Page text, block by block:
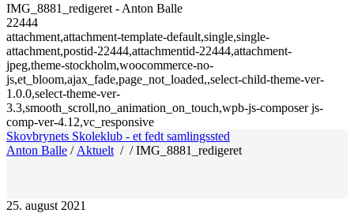
IMG_8881_redigeret - Anton Balle
22444
attachment,attachment-template-default,single,single-
attachment,postid-22444,attachmentid-22444,attachment-
jpeg,theme-stockholm,woocommerce-no-
js,et_bloom,ajax_fade,page_not_loaded,,select-child-theme-ver-
1.0.0,select-theme-ver-
3.3,smooth_scroll,no_animation_on_touch,wpb-js-composer js-
comp-ver-4.12,vc_responsive
Skovbrynets Skoleklub - et fedt samlingssted
Anton Balle / Aktuelt / /IMG_8881_redigeret
25. august 2021